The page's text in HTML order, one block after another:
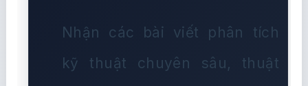
Nhận các bài viết phân tích
kỹ thuật chuyên sâu, thuật